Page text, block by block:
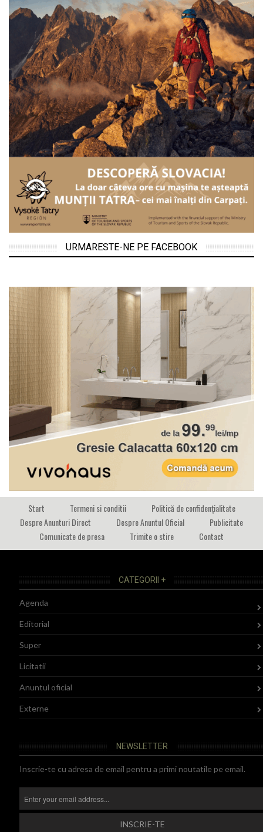
URMARESTE-NE PE FACEBOOK
Start Termeni si conditii
Politică de confidențialitate
Despre Anunturi Direct
Despre Anuntul Oficial
Publicitate
Comunicate de presa
Trimite o stire Contact
CATEGORII +
Agenda
Editorial
Super
Licitatii
Anuntul oficial
Externe
NEWSLETTER
Inscrie-te cu adresa de email pentru a primi noutatile pe email.